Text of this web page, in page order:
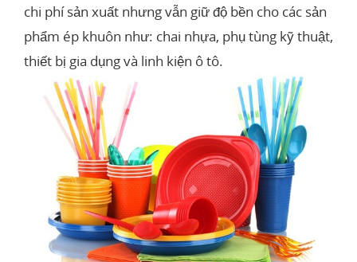
chi phí sản xuất nhưng vẫn giữ độ bền cho các sản
phẩm ép khuôn như: chai nhựa, phụ tùng kỹ thuật,
thiết bị gia dụng và linh kiện ô tô.